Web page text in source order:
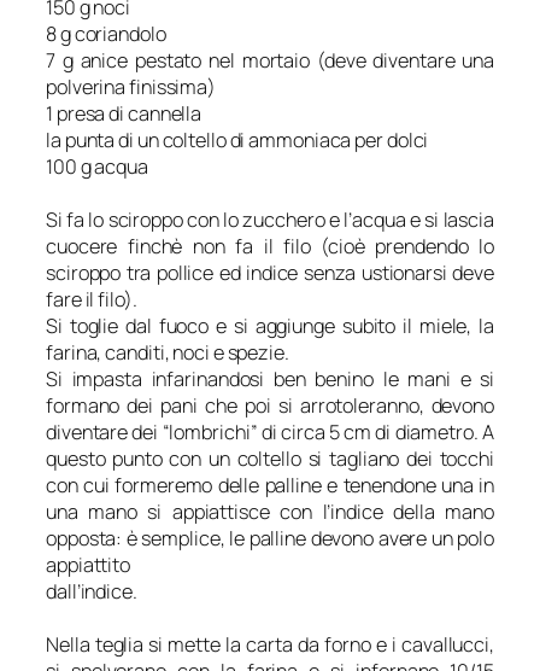
150 g noci
8 g coriandolo
7 g anice pestato nel mortaio (deve diventare una
polverina finissima)
1 presa di cannella
la punta di un coltello di ammoniaca per dolci
100 g acqua
Si fa lo sciroppo con lo zucchero e l’acqua e si lascia
cuocere finchè non fa il filo (cioè prendendo lo
sciroppo tra pollice ed indice senza ustionarsi deve
fare il filo).
Si toglie dal fuoco e si aggiunge subito il miele, la
farina, canditi, noci e spezie.
Si impasta infarinandosi ben benino le mani e si
formano dei pani che poi si arrotoleranno, devono
diventare dei “lombrichi” di circa 5 cm di diametro. A
questo punto con un coltello si tagliano dei tocchi
con cui formeremo delle palline e tenendone una in
una mano si appiattisce con l’indice della mano
opposta: è semplice, le palline devono avere un polo
appiattito
dall’indice.
Nella teglia si mette la carta da forno e i cavallucci,